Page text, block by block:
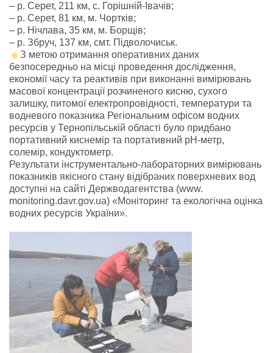
– р. Серет, 211 км, с. Горішній-Івачів;
– р. Серет, 81 км, м. Чортків;
– р. Нічлава, 35 км, м. Борщів;
– р. Збруч, 137 км, смт. Підволочиськ.
З метою отримання оперативних даних
безпосередньо на місці проведення дослідження,
економії часу та реактивів при виконанні вимірювань
масової концентрації розчиненого кисню, сухого
залишку, питомої електропровідності, температури та
водневого показника Регіональним офісом водних
ресурсів у Тернопільській області було придбано
портативний киснемір та портативний рН-метр,
солемір, кондуктометр.
Результати інструментально-лабораторних вимірювань
показників якісного стану відібраних поверхневих вод
доступні на сайті Держводагентства (www.
monitoring.davr.gov.ua) «Моніторинг та екологічна оцінка
водних ресурсів України».